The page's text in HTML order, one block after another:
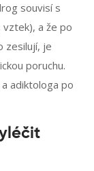
souvisí s
a že po
zesilují, je
poruchu.
adiktologa po